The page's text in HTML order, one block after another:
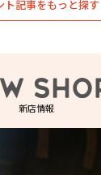
ト記事をもっと探す
新店情報